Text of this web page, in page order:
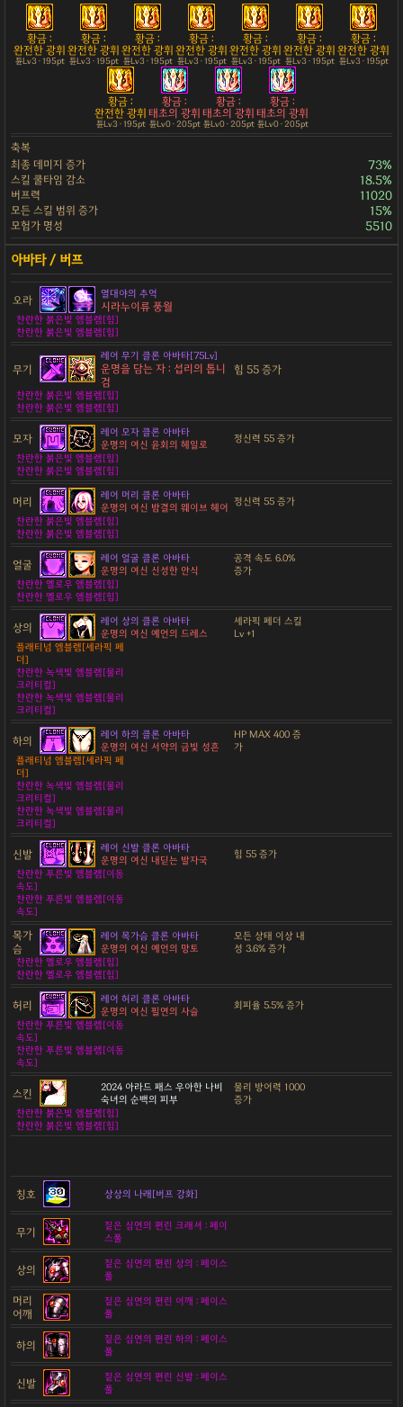
황금 :
완전한 광휘
튠Lv3 · 195pt
황금 :
완전한 광휘
튠Lv3 · 195pt
황금 :
완전한 광휘
튠Lv3 · 195pt
황금 :
완전한 광휘
튠Lv3 · 195pt
황금 :
완전한 광휘
튠Lv3 · 195pt
황금 :
완전한 광휘
튠Lv3 · 195pt
황금 :
완전한 광휘
튠Lv3 · 195pt
황금 :
완전한 광휘
튠Lv3 · 195pt
황금 :
태초의 광휘
튠Lv0 · 205pt
황금 :
태초의 광휘
튠Lv0 · 205pt
황금 :
태초의 광휘
튠Lv0 · 205pt
축복
최종 데미지 증가
73%
스킬 쿨타임 감소 18.5%
버프력 11020
모든 스킬 범위 증가 15%
모험가 명성 5510
오라 열대야의 추억
시라누이류 풍월
찬란한 붉은빛 엠블렘[힘]
찬란한 붉은빛 엠블렘[힘]
무기
레어 무기 클론 아바타[75Lv]
운명을 담는 자 : 섭리의 톱니
검
힘 55 증가
찬란한 붉은빛 엠블렘[힘]
찬란한 붉은빛 엠블렘[힘]
모자
레어 모자 클론 아바타
운명의 여신 윤회의 헤일로
정신력 55 증가
찬란한 붉은빛 엠블렘[힘]
찬란한 붉은빛 엠블렘[힘]
머리
레어 머리 클론 아바타
운명의 여신 밤결의 웨이브 헤어 정신력 55 증가
찬란한 붉은빛 엠블렘[힘]
찬란한 붉은빛 엠블렘[힘]
얼굴
레어 얼굴 클론 아바타
운명의 여신 신성한 안식
공격 속도 6.0%
증가
찬란한 옐로우 엠블렘[힘]
찬란한 옐로우 엠블렘[힘]
상의
레어 상의 클론 아바타
운명의 여신 예언의 드레스
세라픽 페더 스킬
Lv +1
플래티넘 엠블렘[세라픽 페
더]
찬란한 녹색빛 엠블렘[물리
크리티컬]
찬란한 녹색빛 엠블렘[물리
크리티컬]
하의
레어 하의 클론 아바타
운명의 여신 서약의 금빛 성흔
HP MAX 400 증
가
플래티넘 엠블렘[세라픽 페
더]
찬란한 녹색빛 엠블렘[물리
크리티컬]
찬란한 녹색빛 엠블렘[물리
크리티컬]
신발
레어 신발 클론 아바타
운명의 여신 내딛는 발자국
힘 55 증가
찬란한 푸른빛 엠블렘[이동
속도]
찬란한 푸른빛 엠블렘[이동
속도]
목가
슴
레어 목가슴 클론 아바타
운명의 여신 예언의 망토
모든 상태 이상 내
성 3.6% 증가
찬란한 옐로우 엠블렘[힘]
찬란한 옐로우 엠블렘[힘]
허리
레어 허리 클론 아바타
운명의 여신 필연의 사슬
회피율 5.5% 증가
찬란한 푸른빛 엠블렘[이동
속도]
찬란한 푸른빛 엠블렘[이동
속도]
스킨
2024 아라드 패스 우아한 나비
숙녀의 순백의 피부
물리 방어력 1000
증가
찬란한 붉은빛 엠블렘[힘]
찬란한 붉은빛 엠블렘[힘]
칭호 상상의 나래[버프 강화]
무기
짙은 심연의 편린 크래셔 : 페이
스풀
상의
짙은 심연의 편린 상의 : 페이스
풀
머리
어깨
짙은 심연의 편린 어깨 : 페이스
풀
하의
짙은 심연의 편린 하의 : 페이스
풀
신발
짙은 심연의 편린 신발 : 페이스
풀